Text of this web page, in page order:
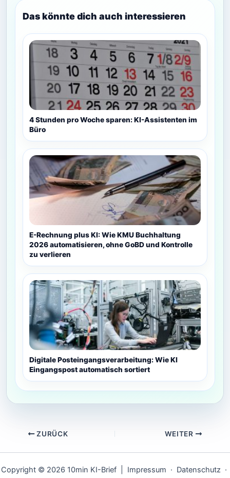
Das könnte dich auch interessieren
4 Stunden pro Woche sparen: KI-Assistenten im
Büro
E-Rechnung plus KI: Wie KMU Buchhaltung
2026 automatisieren, ohne GoBD und Kontrolle
zu verlieren
Digitale Posteingangsverarbeitung: Wie KI
Eingangspost automatisch sortiert
ZURÜCK WEITER
Copyright © 2026 10min KI-Brief | Impressum · Datenschutz ·